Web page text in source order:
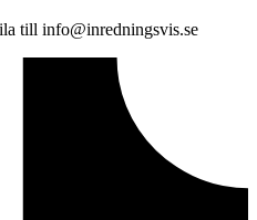
till info@inredningsvis.se